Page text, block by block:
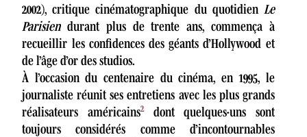
2002), critique cinématographique du quotidien Le
Parisiendurant plus de trente ans, commença à
recueillir les confidences des géants d’Hollywood et
de l’âge d’or des studios.
À l’occasion du centenaire du cinéma, en 1995, le
journaliste réunit ses entretiens avec les plus grands
réalisateurs américains2dont quelques-uns sont
toujours considérés comme d’incontournables